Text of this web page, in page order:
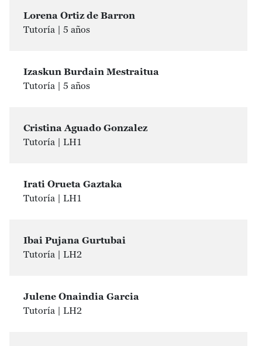
Lorena Ortiz de Barron
Tutoría | 5 años
Izaskun Burdain Mestraitua
Tutoría | 5 años
Cristina Aguado Gonzalez
Tutoría | LH1
Irati Orueta Gaztaka
Tutoría | LH1
Ibai Pujana Gurtubai
Tutoría | LH2
Julene Onaindia Garcia
Tutoría | LH2